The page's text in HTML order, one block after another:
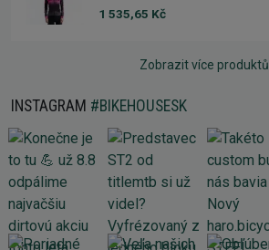
1 535,65 Kč
Zobrazit více produktů
INSTAGRAM #BIKEHOUSESK